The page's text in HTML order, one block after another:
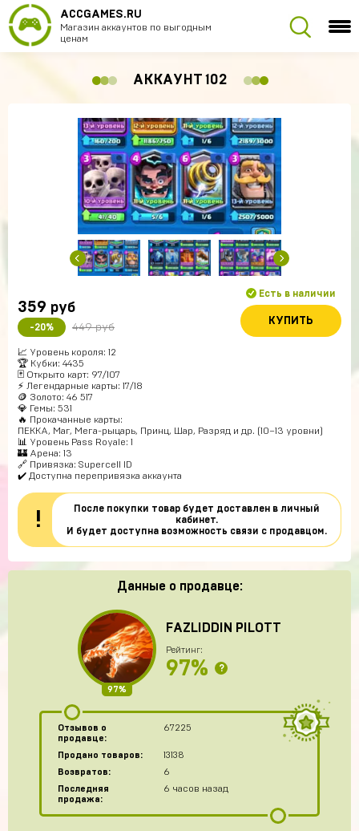
ACCGAMES.RU
Магазин аккаунтов по выгодным
ценам
АККАУНТ 102
359 руб
-20% 449 руб
Есть в наличии
КУПИТЬ
📈 Уровень короля: 12
🏆 Кубки: 4435
🃏 Открыто карт: 97/107
⚡ Легендарные карты: 17/18
🪙 Золото: 46 517
💎 Гемы: 531
🔥 Прокачанные карты:
ПЕККА, Маг, Мега-рыцарь, Принц, Шар, Разряд и др. (10–13 уровни)
📊 Уровень Pass Royale: 1
🏰 Арена: 13
🔗 Привязка: Supercell ID
✔️ Доступна перепривязка аккаунта
!
После покупки товар будет доставлен в личный
кабинет.
И будет доступна возможность связи с продавцом.
Данные о продавце:
97%
FAZLIDDIN PILOTT
Рейтинг:
97% ?
Отзывов о
продавце:
67225
Продано товаров:
13138
Возвратов:
6
Последняя
продажа:
6 часов назад